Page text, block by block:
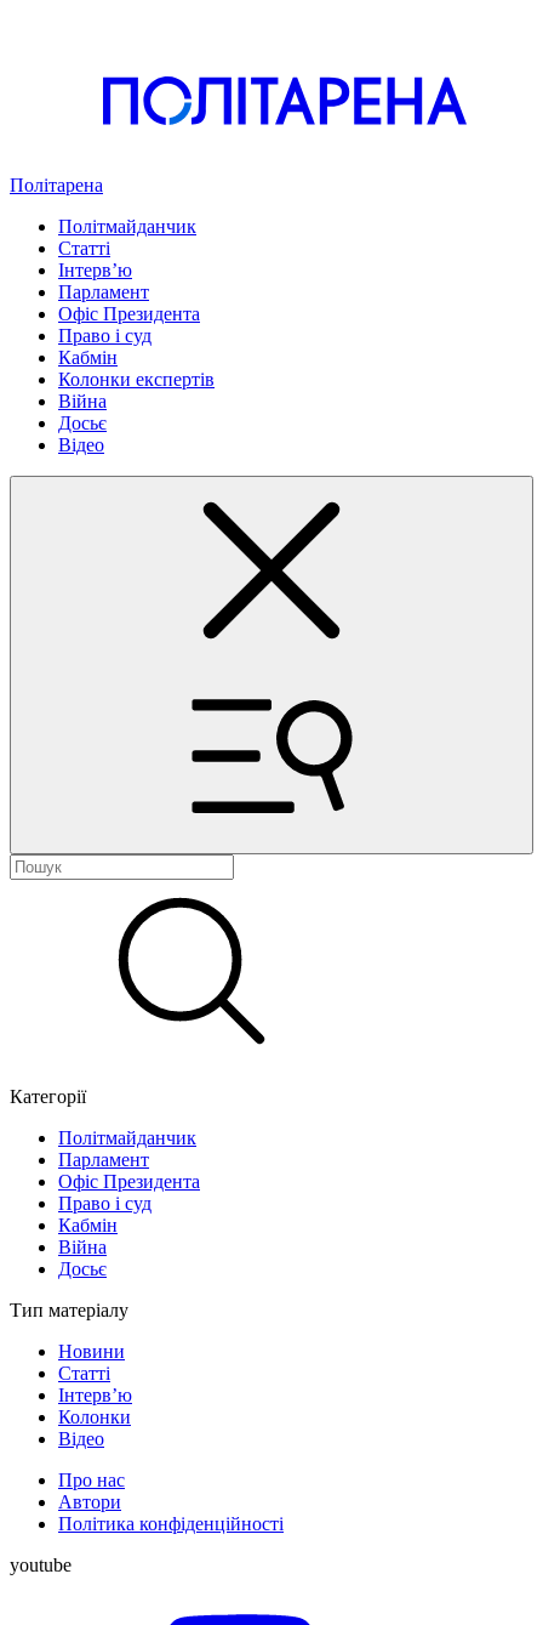
Політарена
Політмайданчик
Статті
Інтервʼю
Парламент
Офіс Президента
Право і суд
Кабмін
Колонки експертів
Війна
Досьє
Відео
Категорії
Політмайданчик
Парламент
Офіс Президента
Право і суд
Кабмін
Війна
Досьє
Тип матеріалу
Новини
Статті
Інтерв’ю
Колонки
Відео
Про нас
Автори
Політика конфіденційності
youtube